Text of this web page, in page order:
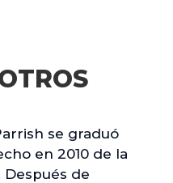
se graduó
en 2010 de la
Después de